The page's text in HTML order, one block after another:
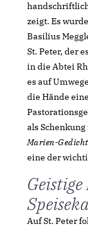
zeigt. Es
Basilius
St. Peter, der
in die Abtei
es auf
die Hände
als
Marien-
eine der
Auf St. Peter